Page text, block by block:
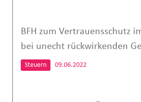
BFH zum Vertrauensschutz
bei unecht rückwirkenden
Steuern 09.06.2022